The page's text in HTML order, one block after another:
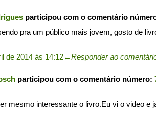
participou com o comentário
pra um público mais jovem, gosto de
de 2014 às 14:12←Responder ao
participou com o comentário número:
mesmo interessante o livro.Eu vi o video e